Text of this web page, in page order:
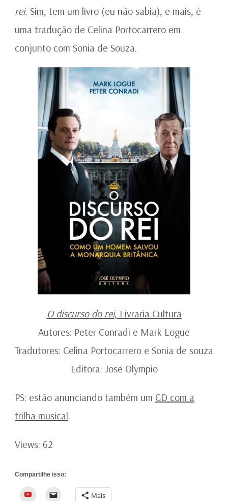
rei. Sim, tem um livro (eu não sabia), e mais, é
uma tradução de Celina Portocarrero em
conjunto com Sonia de Souza.
O discurso do rei, Livraria Cultura
Autores: Peter Conradi e Mark Logue
Tradutores: Celina Portocarrero e Sonia de souza
Editora: Jose Olympio
PS: estão anunciando também um CD com a
trilha musical.
Views: 62
Compartilhe isso:
YouTube Mais